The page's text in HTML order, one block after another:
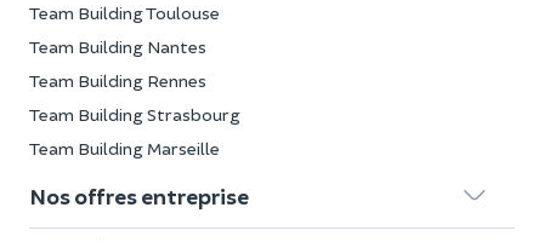
Team Building Toulouse
Team Building Nantes
Team Building Rennes
Team Building Strasbourg
Team Building Marseille
Nos offres entreprise